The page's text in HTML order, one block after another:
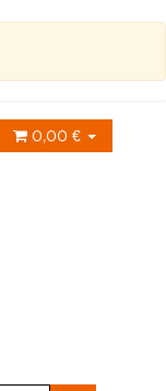
0,00 €